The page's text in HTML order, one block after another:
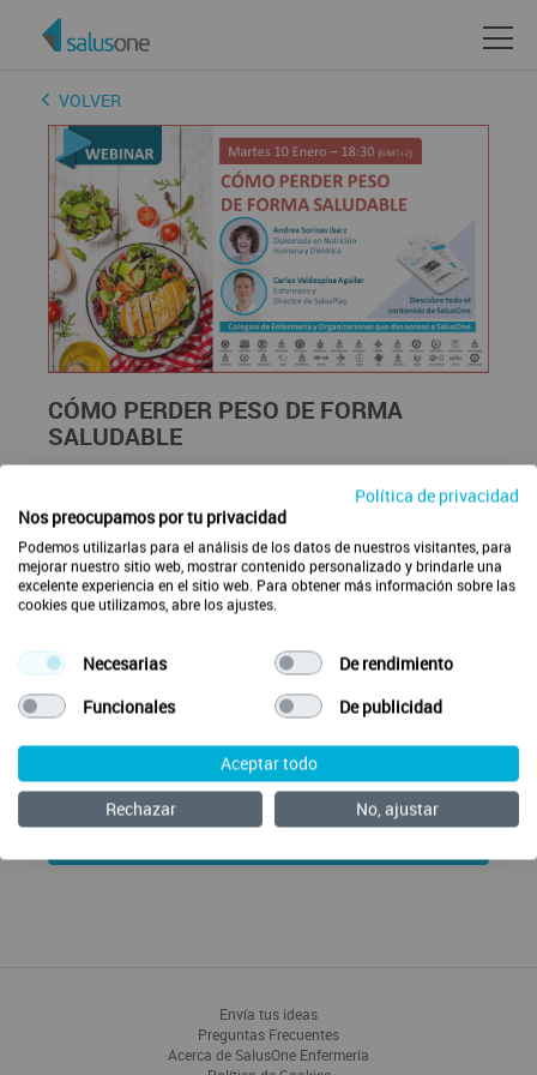
VOLVER
CÓMO PERDER PESO DE FORMA
SALUDABLE
En este nuevo webinar de alimentación saludable, la
nutricionista Andrea Sorinas nos dará sus
recomendaciones de como perder peso de manera sana.
Fecha/Hora
Martes 10/01/2023
Para acceder a este webinar deberás iniciar sesión o
crear una cuenta en SalusOne.
Ver webinar
Envía tus ideas
Preguntas Frecuentes
Acerca de SalusOne Enfermería
Política de privacidad
Nos preocupamos por tu privacidad
Podemos utilizarlas para el análisis de los datos de nuestros visitantes, para
mejorar nuestro sitio web, mostrar contenido personalizado y brindarle una
excelente experiencia en el sitio web. Para obtener más información sobre las
cookies que utilizamos, abre los ajustes.
Necesarias
De rendimiento
Funcionales
De publicidad
Aceptar todo
Rechazar
No, ajustar